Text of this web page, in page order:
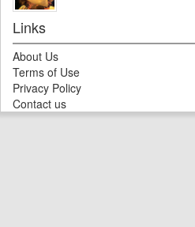
Links
About Us
Terms of Use
Privacy Policy
Contact us